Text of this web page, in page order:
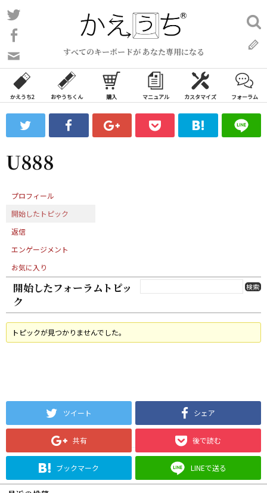
コ
ン
ン
ツ
ス
ッ
プ
すべてのキーボードが あなた専用になる
い
合
わ
フ
ォ
ム
検
索:
かえうち2 おやうちくん 購入 マニュアル カスタマイズ フォーラム
U888
プロフィール
開始したトピック
返信
エンゲージメント
お気に入り
開始したフォーラムトピッ
ク
トピックが見つかりませんでした。
ツイート シェア
共有 後で読む
ブックマーク LINEで送る